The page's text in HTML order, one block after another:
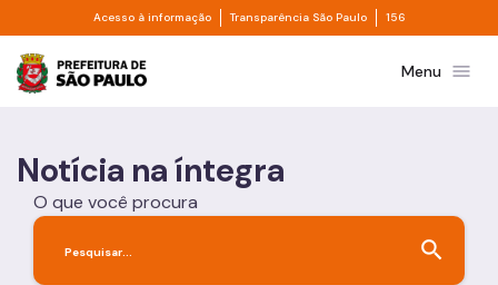
Pular para o Conteúdo principal
Acesso à informação Divisor de acesso à informação
Transparência São Paulo Divisor de
156
Prefeitura de São PauloMenu menu
Notícia na íntegra
O que você procura
search